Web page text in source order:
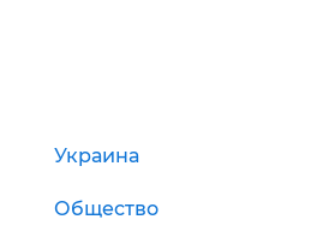
Украина
Общество